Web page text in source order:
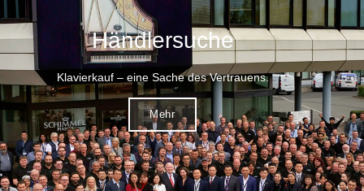
Händlersuche
Klavierkauf – eine Sache des Vertrauens.
Mehr